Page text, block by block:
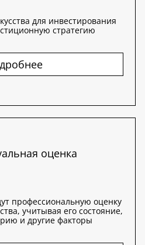
для инвестирования
стратегию
оценка
профессиональную оценку
учитывая его состояние,
и другие факторы